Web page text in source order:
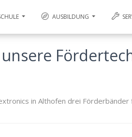
AUSBILDUNG
in Althofen drei Förderbänder